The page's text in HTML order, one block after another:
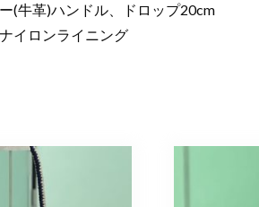
(牛革)ハンドル、ドロップ20cm
イロンライニング